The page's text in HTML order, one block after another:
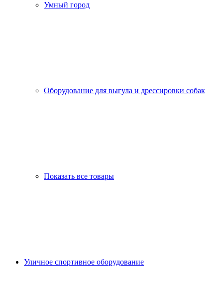
Умный город
Оборудование для выгула и дрессировки собак
Показать все товары
Уличное спортивное оборудование